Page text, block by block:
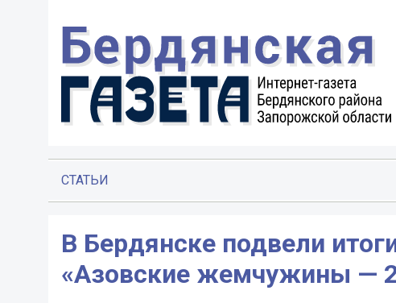
СТАТЬИ
В Бердянске подвели
«Азовские жемчужины —